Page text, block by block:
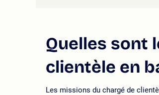
Quelles sont
clientèle en
Les missions du chargé de